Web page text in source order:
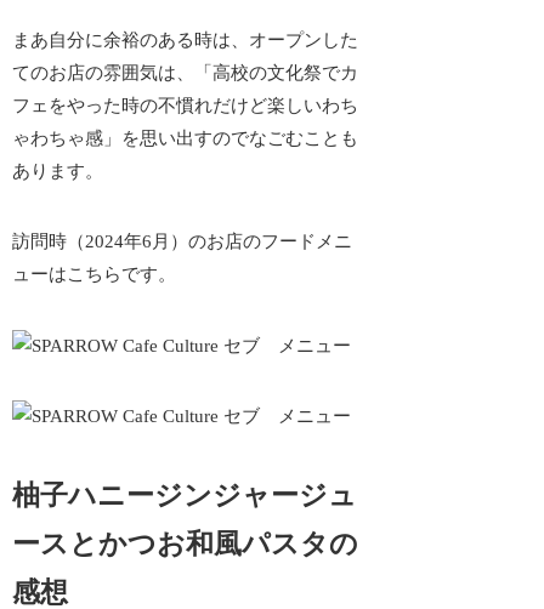
まあ自分に余裕のある時は、オープンした
てのお店の雰囲気は、「高校の文化祭でカ
フェをやった時の不慣れだけど楽しいわち
ゃわちゃ感」を思い出すのでなごむことも
あります。
訪問時（2024年6月）のお店のフードメニ
ューはこちらです。
柚子ハニージンジャージュ
ースとかつお和風パスタの
感想